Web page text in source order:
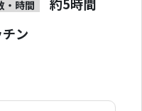
・時間 約5時間
ン